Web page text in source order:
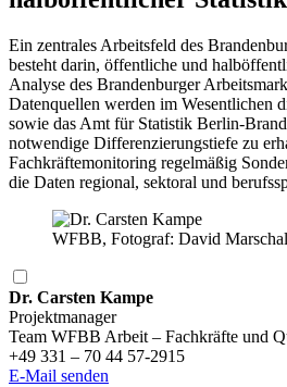
Ein zentrales Arbeitsfeld des
besteht darin, öffentliche und
Analyse des Brandenburger
Datenquellen werden im Wesentlichen
sowie das Amt für Statistik Berlin-
notwendige Differenzierungstiefe zu
Fachkräftemonitoring regelmäßig
die Daten regional, sektoral und
WFBB, Fotograf: David
Dr. Carsten Kampe
Projektmanager
Team WFBB Arbeit – Fachkräfte und
+49 331 – 70 44 57-2915
E-Mail senden